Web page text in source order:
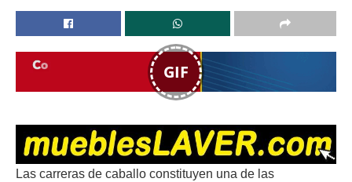
GIF
Las carreras de caballo constituyen una de las